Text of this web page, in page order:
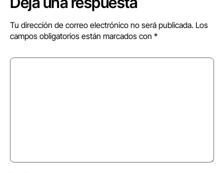
Tu dirección de correo electrónico no será publicada. Los
campos obligatorios están marcados con *